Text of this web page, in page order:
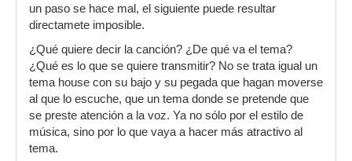
un paso se hace mal, el siguiente puede resultar
directamete imposible.
¿Qué quiere decir la canción? ¿De qué va el tema?
¿Qué es lo que se quiere transmitir? No se trata igual un
tema house con su bajo y su pegada que hagan moverse
al que lo escuche, que un tema donde se pretende que
se preste atención a la voz. Ya no sólo por el estilo de
música, sino por lo que vaya a hacer más atractivo al
tema.